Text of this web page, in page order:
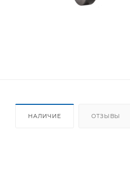
НАЛИЧИЕ ОТЗЫВЫ